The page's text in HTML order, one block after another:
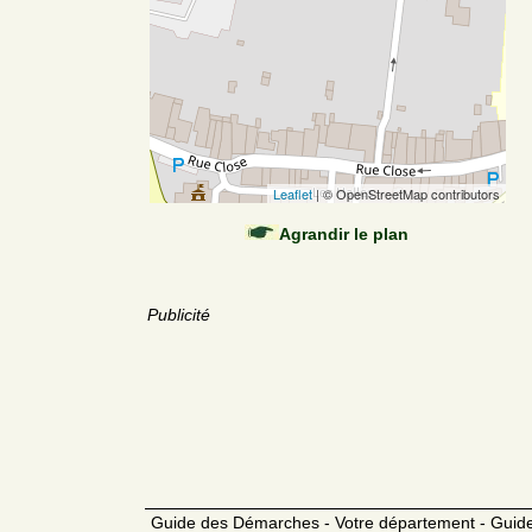
Leaflet| © OpenStreetMap contributors
Agrandir le plan
Publicité
Guide des Démarches - Votre département -